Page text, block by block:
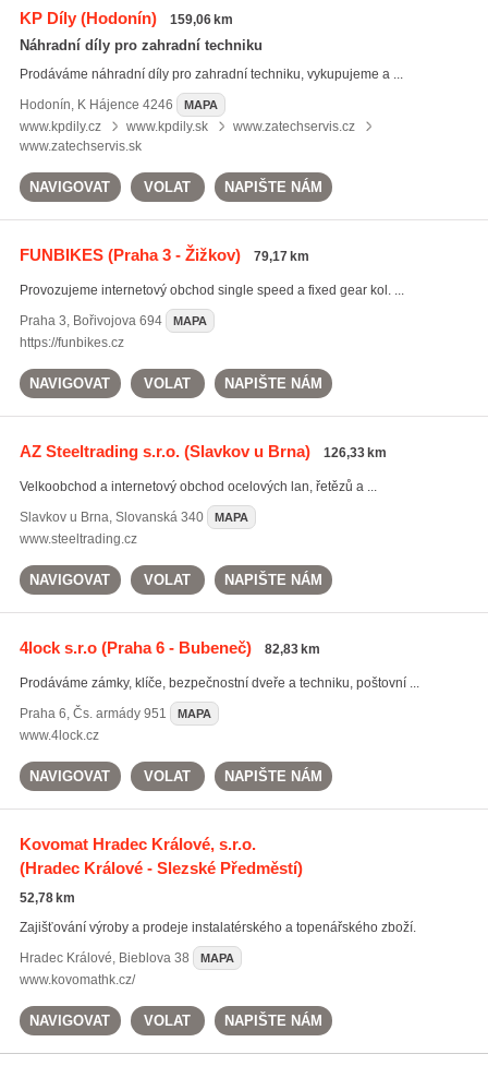
KP Díly(Hodonín) 159,06 km
Náhradní díly pro zahradní techniku
Prodáváme náhradní díly pro zahradní techniku, vykupujeme a ...
Hodonín, K Hájence 4246 MAPA
www.kpdily.cz www.kpdily.sk
www.zatechservis.cz
www.zatechservis.sk
NAVIGOVAT VOLAT NAPIŠTE NÁM
FUNBIKES(Praha 3 - Žižkov) 79,17 km
Provozujeme internetový obchod single speed a fixed gear kol. ...
Praha 3, Bořivojova 694 MAPA
https://funbikes.cz
NAVIGOVAT VOLAT NAPIŠTE NÁM
AZ Steeltrading s.r.o.(Slavkov u Brna) 126,33 km
Velkoobchod a internetový obchod ocelových lan, řetězů a ...
Slavkov u Brna, Slovanská 340 MAPA
www.steeltrading.cz
NAVIGOVAT VOLAT NAPIŠTE NÁM
4lock s.r.o(Praha 6 - Bubeneč) 82,83 km
Prodáváme zámky, klíče, bezpečnostní dveře a techniku, poštovní ...
Praha 6, Čs. armády 951 MAPA
www.4lock.cz
NAVIGOVAT VOLAT NAPIŠTE NÁM
Kovomat Hradec Králové, s.r.o.
(Hradec Králové - Slezské Předměstí)
52,78 km
Zajišťování výroby a prodeje instalatérského a topenářského zboží.
Hradec Králové, Bieblova 38 MAPA
www.kovomathk.cz/
NAVIGOVAT VOLAT NAPIŠTE NÁM